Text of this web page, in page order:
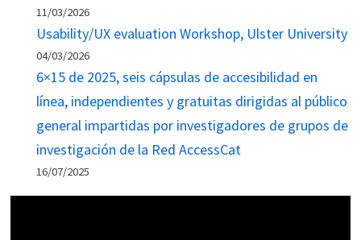
11/03/2026
Usability/UX evaluation Workshop, Ulster University
04/03/2026
6×15 de 2025, seis cápsulas de accesibilidad en
línea, independientes y gratuitas dirigidas al público
general impartidas por investigadores de grupos de
investigación de la Red AccessCat
16/07/2025